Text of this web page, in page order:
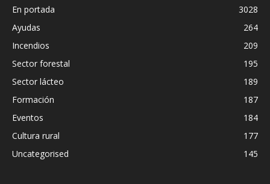
En portada
3028
Ayudas
264
Incendios
209
Sector forestal
195
Sector lácteo
189
Formación
187
Eventos
184
Cultura rural
177
Uncategorised
145